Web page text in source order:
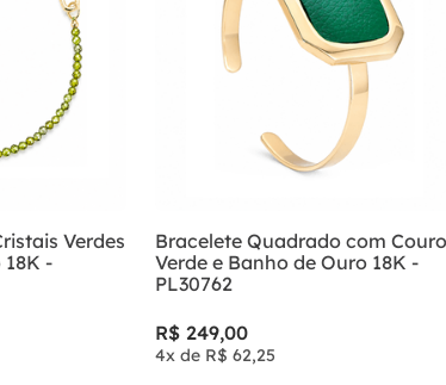
Verdes
-
Bracelete Quadrado com Couro
Verde e Banho de Ouro 18K -
PL30762
R$ 249,00
4x de R$ 62,25